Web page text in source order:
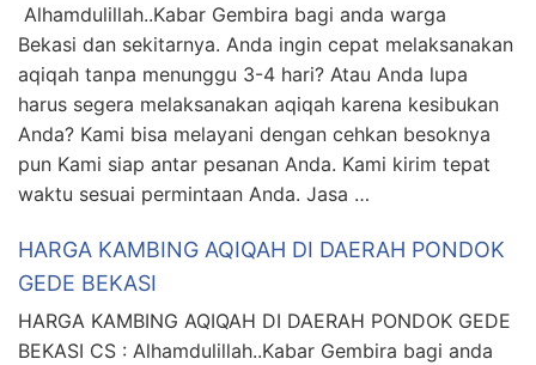
Alhamdulillah..Kabar Gembira bagi anda warga
Bekasi dan sekitarnya. Anda ingin cepat melaksanakan
aqiqah tanpa menunggu 3-4 hari? Atau Anda lupa
harus segera melaksanakan aqiqah karena kesibukan
Anda? Kami bisa melayani dengan cehkan besoknya
pun Kami siap antar pesanan Anda. Kami kirim tepat
waktu sesuai permintaan Anda. Jasa …
HARGA KAMBING AQIQAH DI DAERAH PONDOK
GEDE BEKASI
HARGA KAMBING AQIQAH DI DAERAH PONDOK GEDE
BEKASI CS : Alhamdulillah..Kabar Gembira bagi anda